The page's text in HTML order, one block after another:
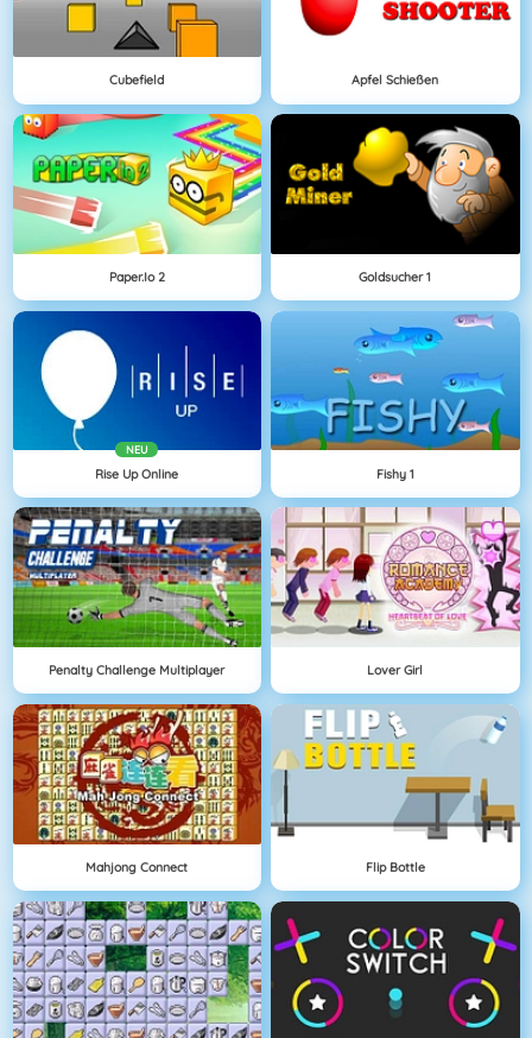
Cubefield Apfel Schießen
Paper.io 2 Goldsucher 1
NEU
Rise Up Online Fishy 1
Penalty Challenge Multiplayer Lover Girl
Mahjong Connect Flip Bottle